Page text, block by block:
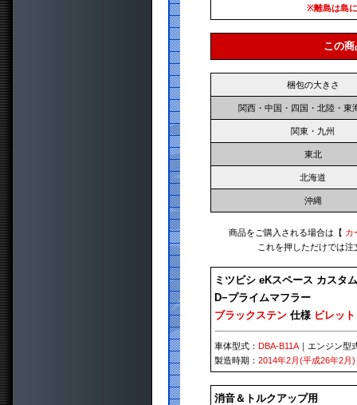
※離島は島
この
梱包の大きさ
関西・中国・四国・北陸・東
関東・九州
東北
北海道
沖縄
商品をご購入される場合は【 カ
これを押しただけでは
ミツビシ eKスペース カスタ
D−プライムマフラー
ブラックステン 仕様 ビレット
車体型式：DBA-B11A ｜エンジン型
製造時期：2014年2月(平成26年2月)
消音＆トルクアップ用